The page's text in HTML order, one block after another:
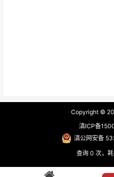
Copyright ©
滇ICP备
滇公网安备
查询 0 次，